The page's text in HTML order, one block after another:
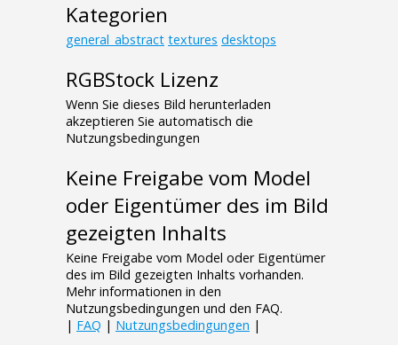
Kategorien
general_abstract textures desktops
RGBStock Lizenz
Wenn Sie dieses Bild herunterladen
akzeptieren Sie automatisch die
Nutzungsbedingungen
Keine Freigabe vom Model
oder Eigentümer des im Bild
gezeigten Inhalts
Keine Freigabe vom Model oder Eigentümer
des im Bild gezeigten Inhalts vorhanden.
Mehr informationen in den
Nutzungsbedingungen und den FAQ.
| FAQ | Nutzungsbedingungen |